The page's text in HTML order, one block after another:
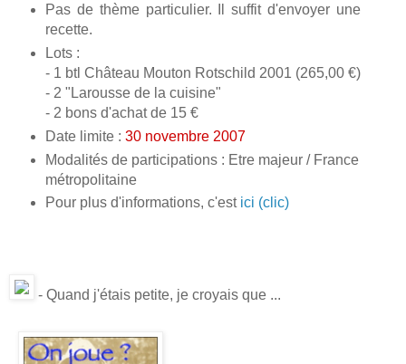
Pas de thème particulier. Il suffit d'envoyer une
recette.
Lots :
- 1 btl Château Mouton Rotschild 2001 (265,00 €)
- 2 "Larousse de la cuisine"
- 2 bons d'achat de 15 €
Date limite : 30 novembre 2007
Modalités de participations : Etre majeur / France
métropolitaine
Pour plus d'informations, c'est ici (clic)
- Quand j'étais petite, je croyais que ...